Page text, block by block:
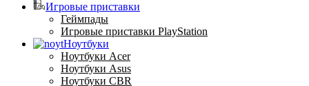
Игровые приставки
Геймпады
Игровые приставки PlayStation
Ноутбуки
Ноутбуки Acer
Ноутбуки Asus
Ноутбуки CBR